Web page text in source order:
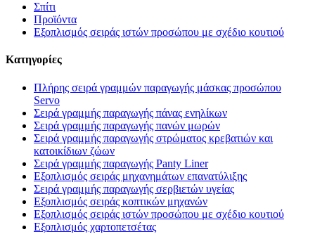
Σπίτι
Προϊόντα
Εξοπλισμός σειράς ιστών προσώπου με σχέδιο κουτιού
Κατηγορίες
Πλήρης σειρά γραμμών παραγωγής μάσκας προσώπου
Servo
Σειρά γραμμής παραγωγής πάνας ενηλίκων
Σειρά γραμμής παραγωγής πανών μωρών
Σειρά γραμμής παραγωγής στρώματος κρεβατιών και
κατοικίδιων ζώων
Σειρά γραμμής παραγωγής Panty Liner
Εξοπλισμός σειράς μηχανημάτων επανατύλιξης
Σειρά γραμμής παραγωγής σερβιετών υγείας
Εξοπλισμός σειράς κοπτικών μηχανών
Εξοπλισμός σειράς ιστών προσώπου με σχέδιο κουτιού
Εξοπλισμός χαρτοπετσέτας